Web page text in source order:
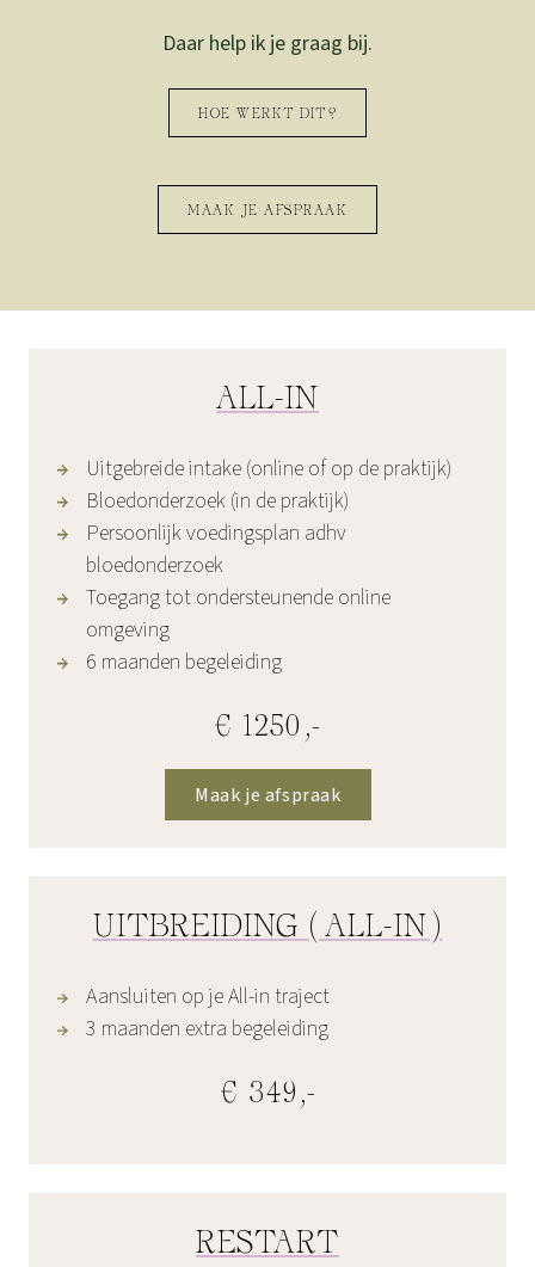
Daar help ik je graag bij.
HOE WERKT DIT?
MAAK JE AFSPRAAK
ALL-IN
Uitgebreide intake (online of op de praktijk)
Bloedonderzoek (in de praktijk)
Persoonlijk voedingsplan adhv
bloedonderzoek
Toegang tot ondersteunende online
omgeving
6 maanden begeleiding
€ 1250,-
Maak je afspraak
UITBREIDING (ALL-IN)
Aansluiten op je All-in traject
3 maanden extra begeleiding
€ 349,-
RESTART